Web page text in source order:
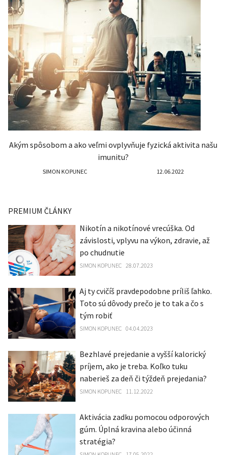
Akým spôsobom a ako veľmi ovplyvňuje fyzická aktivita našu
imunitu?
SIMON KOPUNEC 12.06.2022
PREMIUM ČLÁNKY
Nikotín a nikotínové vrecúška. Od
závislosti, vplyvu na výkon, zdravie, až
po chudnutie
SIMON KOPUNEC 28.07.2023
Aj ty cvičíš pravdepodobne príliš ľahko.
Toto sú dôvody prečo je to tak a čo s
tým robiť
SIMON KOPUNEC 04.04.2023
Bezhlavé prejedanie a vyšší kalorický
príjem, ako je treba. Koľko tuku
naberieš za deň či týždeň prejedania?
SIMON KOPUNEC 11.12.2022
Aktivácia zadku pomocou odporových
gúm. Úplná kravina alebo účinná
stratégia?